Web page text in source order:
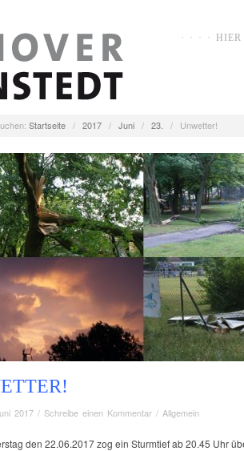
· · · ·
Startseite / 2017 / Juni / 23. / Unwetter!
2017 / Schreibe einen Kommentar / Allgemein
den 22.06.2017 zog ein Sturmtief ab 20.45 Uhr